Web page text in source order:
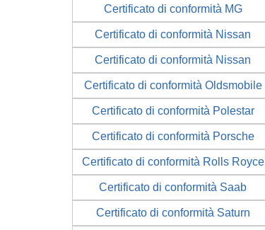
Certificato di conformità MG
Certificato di conformità Nissan
Certificato di conformità Nissan
Certificato di conformità Oldsmobile
Certificato di conformità Polestar
Certificato di conformità Porsche
Certificato di conformità Rolls Royce
Certificato di conformità Saab
Certificato di conformità Saturn